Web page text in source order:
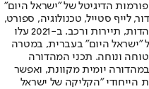
הדיגיטל של "ישראל היום"
לייף סטייל, טכנולוגיה, ספורט,
כלכלה וצרכנות, בריאות, חיילים, אוכל, יהדות, תיירות ורכב. ב-2021 עלו
"ישראל היום" בעברית, במטרה
ונוחה. תכני המהדורה
יומית מקוונת, ואפשר
הייחודי "הקליקה של ישראל